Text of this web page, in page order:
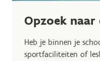
Opzoek
Heb je binnen je
sportfaciliteiten of